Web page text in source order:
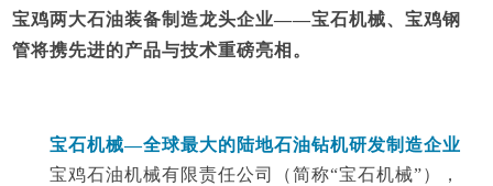
宝鸡两大石油装备制造龙头企业——宝石机械、宝鸡钢
管将携先进的产品与技术重磅亮相。
宝石机械—全球最大的陆地石油钻机研发制造企业
宝鸡石油机械有限责任公司（简称“宝石机械”），